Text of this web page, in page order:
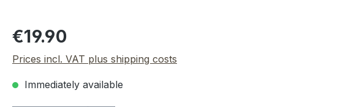
Regular price:
€19.90
Prices incl. VAT plus shipping costs
Immediately available